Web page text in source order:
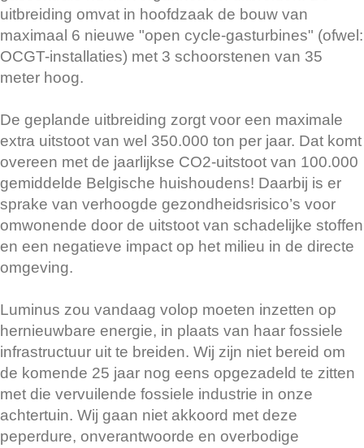
uitbreiding omvat in hoofdzaak de bouw van
maximaal 6 nieuwe "open cycle-gasturbines" (ofwel:
OCGT-installaties) met 3 schoorstenen van 35
meter hoog.
De geplande uitbreiding zorgt voor een maximale
extra uitstoot van wel 350.000 ton per jaar. Dat komt
overeen met de jaarlijkse CO2-uitstoot van 100.000
gemiddelde Belgische huishoudens! Daarbij is er
sprake van verhoogde gezondheidsrisico’s voor
omwonende door de uitstoot van schadelijke stoffen
en een negatieve impact op het milieu in de directe
omgeving.
Luminus zou vandaag volop moeten inzetten op
hernieuwbare energie, in plaats van haar fossiele
infrastructuur uit te breiden. Wij zijn niet bereid om
de komende 25 jaar nog eens opgezadeld te zitten
met die vervuilende fossiele industrie in onze
achtertuin. Wij gaan niet akkoord met deze
peperdure, onverantwoorde en overbodige